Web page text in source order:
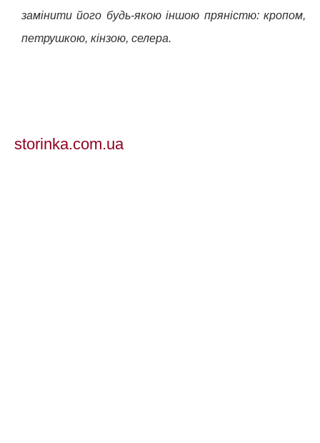
замінити його будь-якою іншою пряністю: кропом,
петрушкою, кінзою, селера.
storinka.com.ua